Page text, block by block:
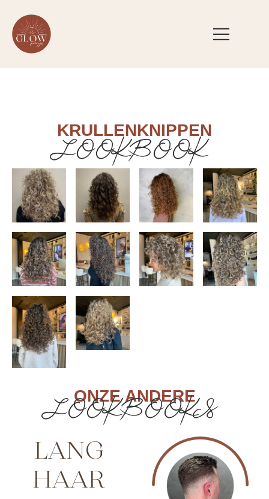
KRULLENKNIPPEN
LOOKBOOK
ONZE ANDERE
LOOKBOOKS
LANG
HAAR